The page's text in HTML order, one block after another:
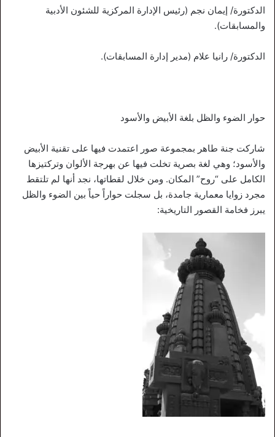
الدكتورة/ إيمان نجم (رئيس الإدارة المركزية للشئون الأدبية
والمسابقات).
الدكتورة/ رانيا علام (مدير إدارة المسابقات).
حوار الضوء والظل بلغة الأبيض والأسود
شاركت جنة طاهر بمجموعة صور اعتمدت فيها على تقنية الأبيض
والأسود؛ وهي لغة بصرية تخلت فيها عن بهرجة الألوان وتركتيزها
الكامل على “روح” المكان. ومن خلال لقطاتها، نجد أنها لم تلتقط
مجرد زوايا معمارية جامدة، بل سجلت حواراً حياً بين الضوء والظل
يبرز فخامة القصور التاريخية: